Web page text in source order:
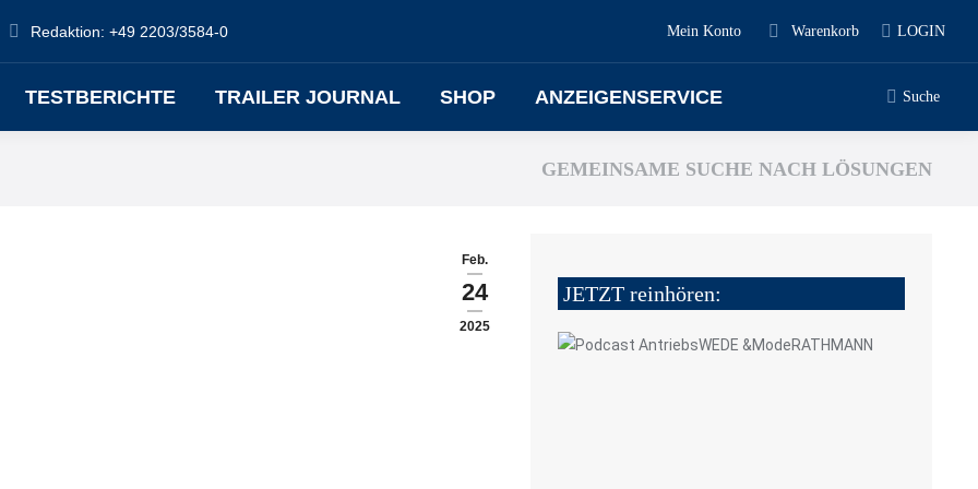
Redaktion: +49 2203/3584-0 Mein Konto Warenkorb LOGIN
TESTBERICHTE TRAILER JOURNAL SHOP ANZEIGENSERVICE Suche
GEMEINSAME SUCHE NACH LÖSUNGEN
Feb.
24
2025
JETZT reinhören: